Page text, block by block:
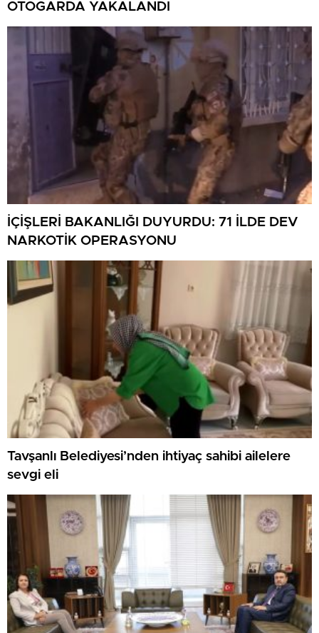
OTOGARDA YAKALANDI
İÇİŞLERİ BAKANLIĞI DUYURDU: 71 İLDE DEV
NARKOTİK OPERASYONU
Tavşanlı Belediyesi’nden ihtiyaç sahibi ailelere
sevgi eli